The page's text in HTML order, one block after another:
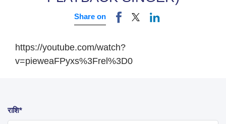
Share on
https://youtube.com/watch?
v=pieweaFPyxs%3Frel%3D0
राशि*